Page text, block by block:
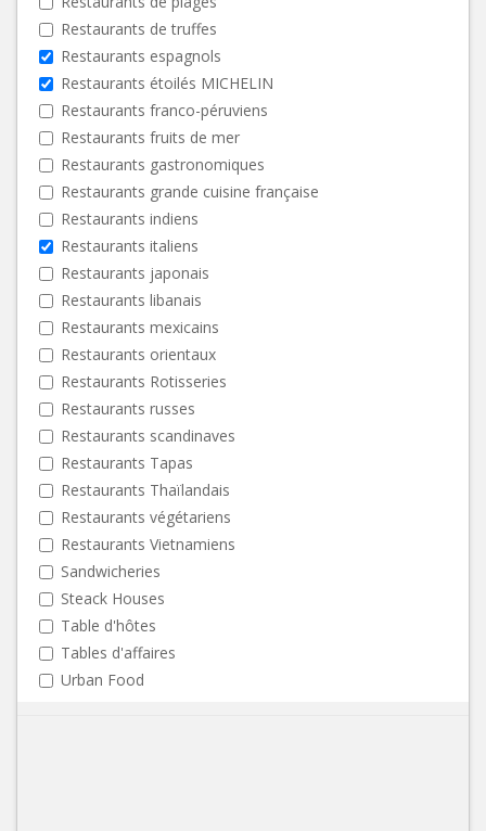
Restaurants de truffes
Restaurants espagnols
Restaurants étoilés MICHELIN
Restaurants franco-péruviens
Restaurants fruits de mer
Restaurants gastronomiques
Restaurants grande cuisine française
Restaurants indiens
Restaurants italiens
Restaurants japonais
Restaurants libanais
Restaurants mexicains
Restaurants orientaux
Restaurants Rotisseries
Restaurants russes
Restaurants scandinaves
Restaurants Tapas
Restaurants Thaïlandais
Restaurants végétariens
Restaurants Vietnamiens
Sandwicheries
Steack Houses
Table d'hôtes
Tables d'affaires
Urban Food